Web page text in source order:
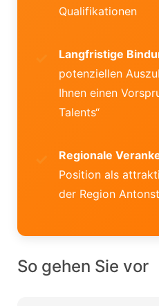
Qualifikationen
Langfristige
potenziellen
Ihnen einen
Talents“
Regionale
Position als
der Region
So gehen Sie vor